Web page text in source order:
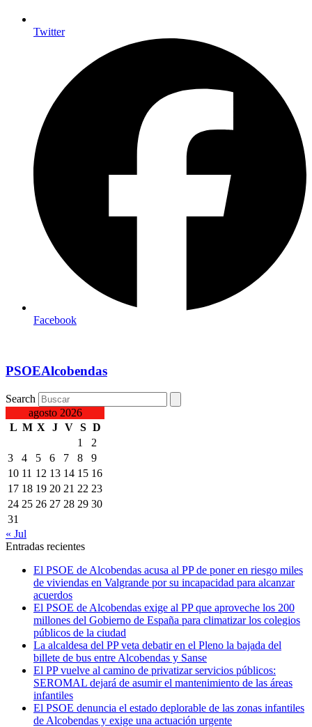
Twitter
Facebook
PSOEAlcobendas
Search
agosto 2026
L M X J V S D
1
2
3
4 5 6 7 8
9
10 11 12 13 14 15 16
17 18 19 20 21 22 23
24 25 26 27 28 29 30
31
« Jul
Entradas recientes
El PSOE de Alcobendas acusa al PP de poner en riesgo miles
de viviendas en Valgrande por su incapacidad para alcanzar
acuerdos
El PSOE de Alcobendas exige al PP que aproveche los 200
millones del Gobierno de España para climatizar los colegios
públicos de la ciudad
La alcaldesa del PP veta debatir en el Pleno la bajada del
billete de bus entre Alcobendas y Sanse
El PP vuelve al camino de privatizar servicios públicos:
SEROMAL dejará de asumir el mantenimiento de las áreas
infantiles
El PSOE denuncia el estado deplorable de las zonas infantiles
de Alcobendas y exige una actuación urgente